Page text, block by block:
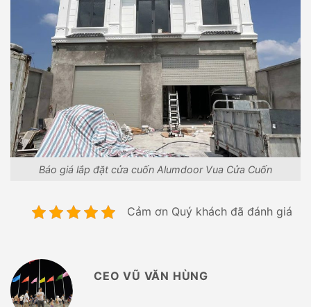
Báo giá lắp đặt cửa cuốn Alumdoor Vua Cửa Cuốn
Cảm ơn Quý khách đã đánh giá
CEO VŨ VĂN HÙNG